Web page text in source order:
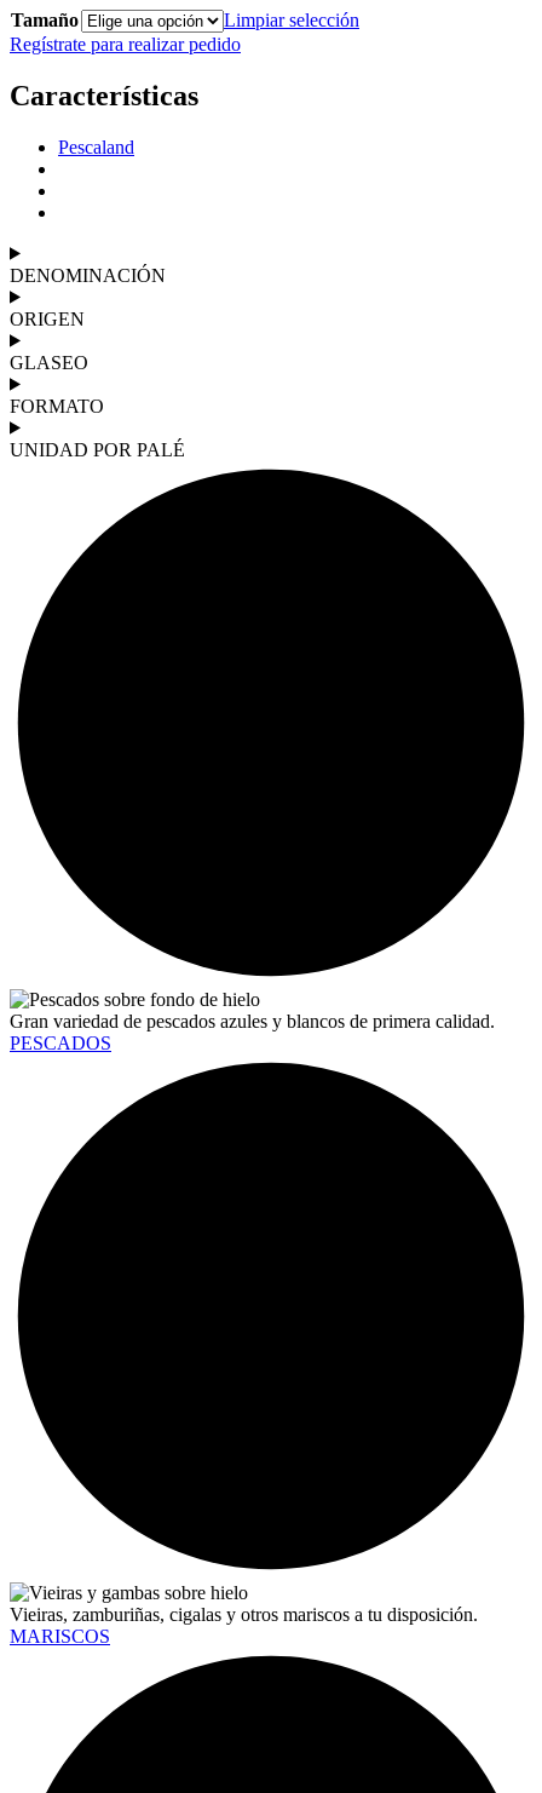
Tamaño
Limpiar selección
Regístrate para realizar pedido
Características
Pescaland
DENOMINACIÓN
ORIGEN
GLASEO
FORMATO
UNIDAD POR PALÉ
Gran variedad de pescados azules y blancos de primera calidad.
PESCADOS
Vieiras, zamburiñas, cigalas y otros mariscos a tu disposición.
MARISCOS